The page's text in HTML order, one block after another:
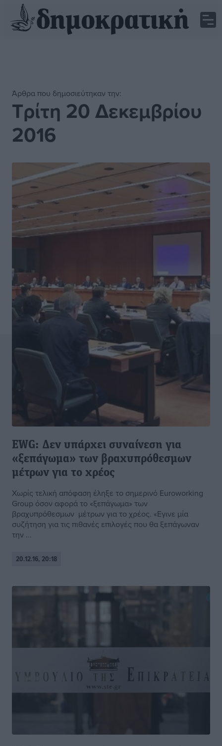
Άρθρα που δημοσιεύτηκαν την:
Τρίτη 20 Δεκεμβρίου
2016
EWG: Δεν υπάρχει συναίνεση για
«ξεπάγωμα» των βραχυπρόθεσμων
μέτρων για το χρέος
Χωρίς τελική απόφαση έληξε το σημερινό Euroworking
Group όσον αφορά το «ξεπάγωμα» των
βραχυπρόθεσμων μέτρων για το χρέος. «Εγινε μία
συζήτηση για τις πιθανές επιλογές που θα ξεπάγωναν
την ...
20.12.16, 20:18